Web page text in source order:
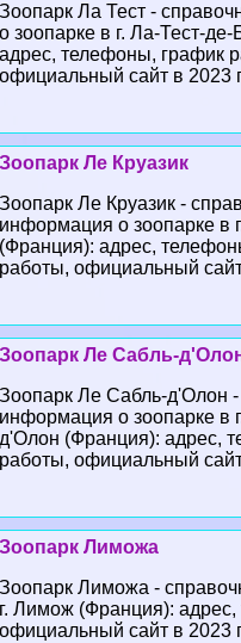
Зоопарк Ла Тест -
о зоопарке в г. Ла-Тест-
адрес, телефоны, график
официальный сайт в 2023
Зоопарк Ле Круазик
Зоопарк Ле Круазик -
информация о зоопарке в
(Франция): адрес,
работы, официальный сайт
Зоопарк Ле Сабль-
Зоопарк Ле Сабль-д'Олон -
информация о зоопарке в
д'Олон (Франция): адрес,
работы, официальный сайт
Зоопарк Лиможа
Зоопарк Лиможа -
г. Лимож (Франция):
официальный сайт в 2023